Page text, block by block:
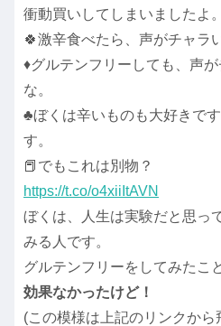
衝動買いしてしまいましたよ。
🍀激辛食べたら、声がチャラ
♦グルテンフリーしても、声
な。
♣ぼくは辛いものも大好きで
す。
📕でもこれは別物？
https://t.co/o4xiiItAVN
ぼくは、人生は実験だと思っ
みる人です。
グルテンフリーをしてみたこ
効果なかったけど！
(この模様は上記のリンクから